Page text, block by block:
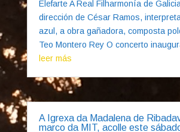
Elefarte A Real Filharmonía de
dirección de César Ramos,
azul, a obra gañadora, composta
Teo Montero Rey O concerto
leer más
A Igrexa da Madalena de
marco da MIT, acolle este